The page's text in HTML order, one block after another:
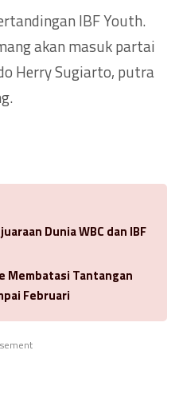
IBF Youth.
akan masuk partai
Herry Sugiarto, putra
Dunia WBC dan IBF
Membatasi Tantangan
Februari